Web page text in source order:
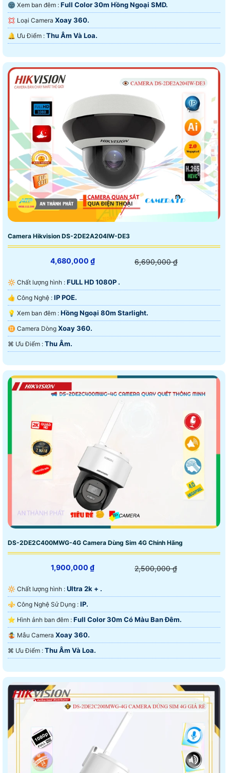
🌚 Xem ban đêm : Full Color 30m Hồng Ngoại SMD.
💢 Loại Camera Xoay 360.
️🔔 Ưu Điểm : Thu Âm Và Loa.
Camera Hikvision DS-2DE2A204IW-DE3
4,680,000 ₫ 6,690,000 ₫
🔆 Chất lượng hình : FULL HD 1080P .
👍 Công Nghệ : IP POE.
💡 Xem ban đêm : Hồng Ngoại 80m Starlight.
♊ Camera Dòng Xoay 360.
️⌘ Ưu Điểm : Thu Âm.
DS-2DE2C400MWG-4G Camera Dùng Sim 4G Chính Hãng
1,900,000 ₫ 2,500,000 ₫
🔆 Chất lượng hình : Ultra 2k + .
⚜️ Công Nghệ Sử Dụng : IP.
⭐ Hình ảnh ban đêm : Full Color 30m Có Màu Ban Ðêm.
🤹 Mẫu Camera Xoay 360.
️⌘ Ưu Điểm : Thu Âm Và Loa.